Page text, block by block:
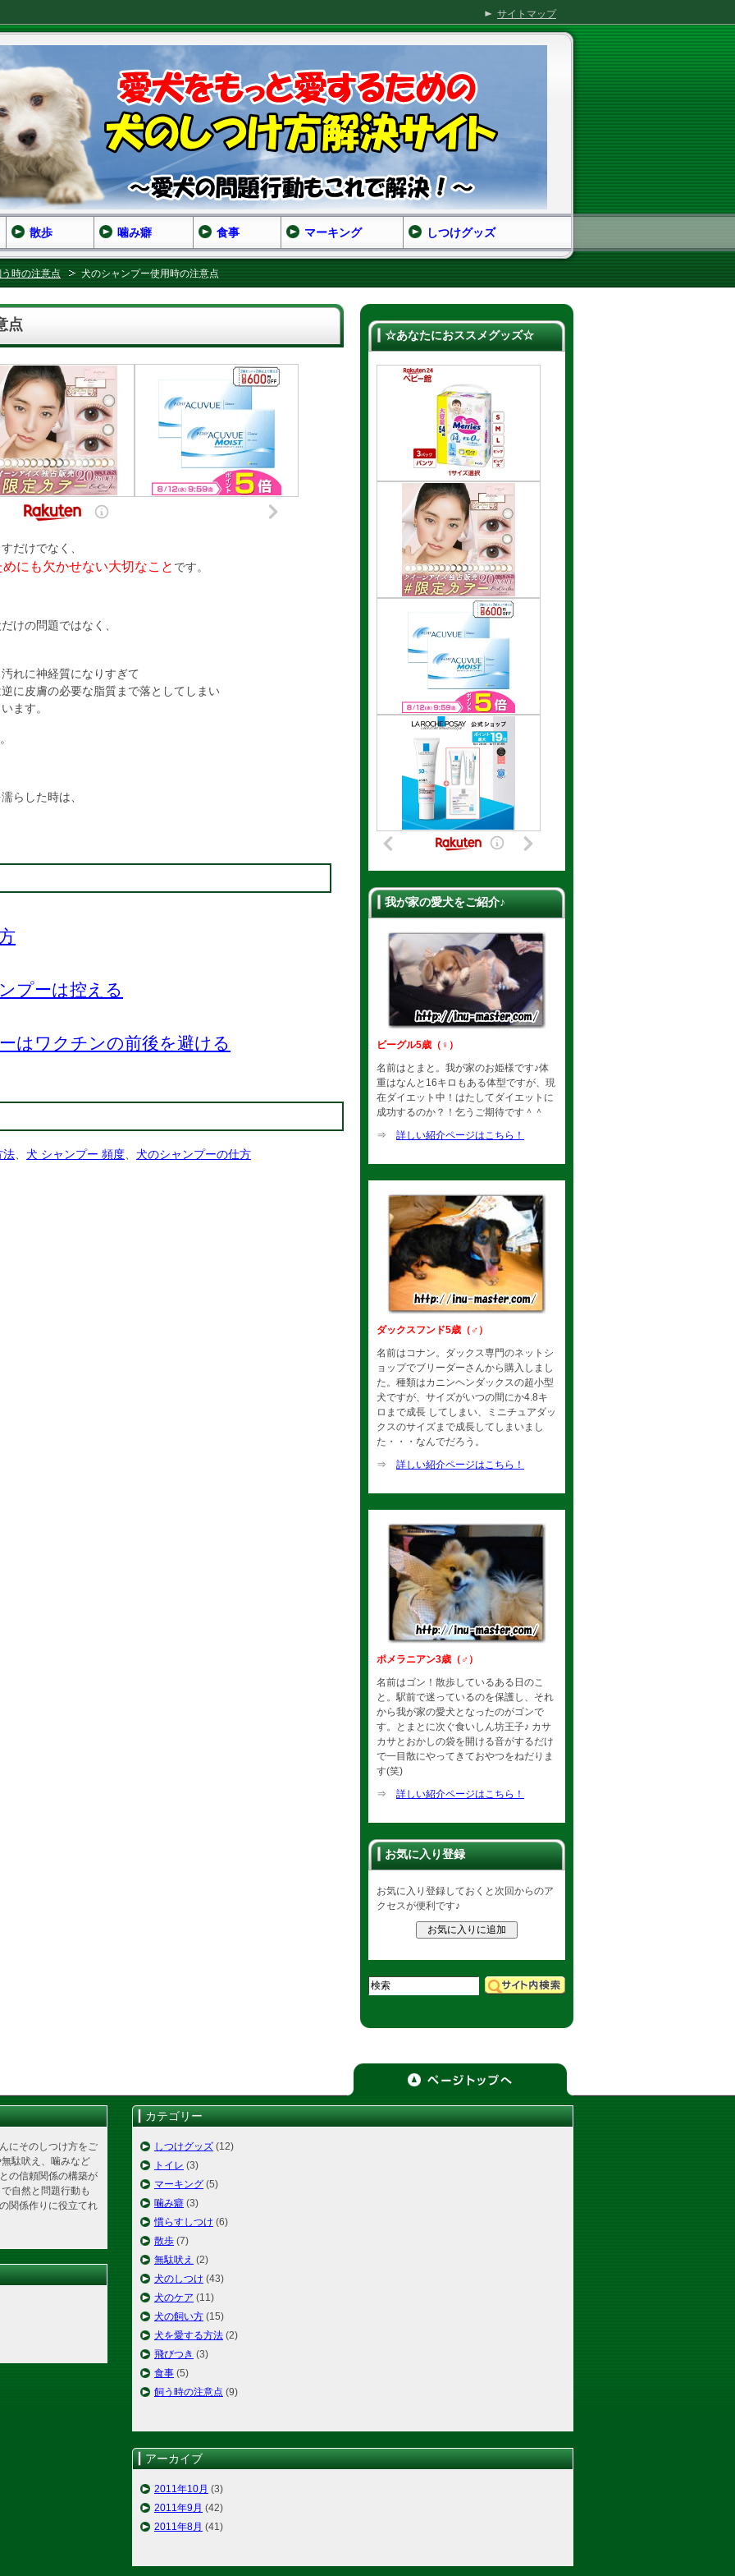
時の注意点 犬のシャンプー使用時の注意点
点
だけでなく、
にも欠かせない大切なこと です。
けの問題ではなく、
れに神経質になりすぎて
に皮膚の必要な脂質まで落としてしまい
ます。
らした時は、
プーは控える
はワクチンの前後を避ける
法 犬 シャンプー 頻度 犬のシャンプーの仕方
☆あなたにおススメグッズ☆
我が家の愛犬をご紹介♪
ビーグル5歳（♀）
名前はとまと。我が家のお姫様です♪体
重はなんと16キロもある体型ですが、現
在ダイエット中！はたしてダイエットに
成功するのか？！乞うご期待です＾＾
⇒ 詳しい紹介ページはこちら！
ダックスフンド5歳（♂）
名前はコナン。ダックス専門のネットシ
ョップでブリーダーさんから購入しまし
た。種類はカニンヘンダックスの超小型
犬ですが、サイズがいつの間にか4.8キ
ロまで成長 してしまい、ミニチュアダッ
クスのサイズまで成長してしまいまし
た・・・なんでだろう。
⇒ 詳しい紹介ページはこちら！
ポメラニアン3歳（♂）
名前はゴン！散歩しているある日のこ
と。駅前で迷っているのを保護し、それ
から我が家の愛犬となったのがゴンで
す。とまとに次ぐ食いしん坊王子♪ カサ
カサとおかしの袋を開ける音がするだけ
で一目散にやってきておやつをねだりま
す(笑)
⇒ 詳しい紹介ページはこちら！
お気に入り登録
お気に入り登録しておくと次回からのア
クセスが便利です♪
にそのしつけ方をご
駄吠え、噛みなど
の信頼関係の構築が
自然と問題行動も
関係作りに役立てれ
カテゴリー
しつけグッズ (12)
トイレ (3)
マーキング (5)
噛み癖 (3)
慣らすしつけ (6)
散歩 (7)
無駄吠え (2)
犬のしつけ (43)
犬のケア (11)
犬の飼い方 (15)
犬を愛する方法 (2)
飛びつき (3)
食事 (5)
飼う時の注意点 (9)
アーカイブ
2011年10月 (3)
2011年9月 (42)
2011年8月 (41)
サイトマップ
散歩 噛み癖 食事 マーキング しつけグッズ